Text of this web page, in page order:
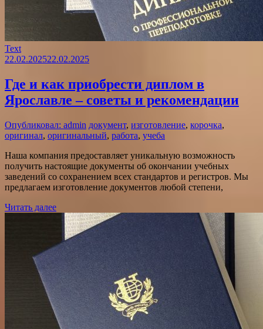
Text
22.02.202522.02.2025
Где и как приобрести диплом в
Ярославле – советы и рекомендации
Опубликовал: admin документ, изготовление, корочка,
оригинал, оригинальный, работа, учеба
Наша компания предоставляет уникальную возможность
получить настоящие документы об окончании учебных
заведений со сохранением всех стандартов и регистров. Мы
предлагаем изготовление документов любой степени,
Читать далее